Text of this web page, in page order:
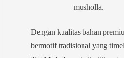
musholla.
Dengan kualitas bahan
bermotif tradisional yang